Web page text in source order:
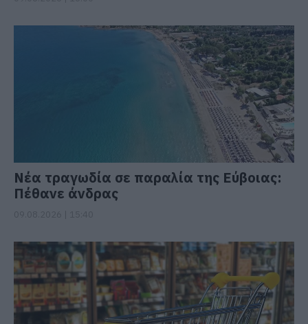
Νέα τραγωδία σε παραλία της Εύβοιας:
Πέθανε άνδρας